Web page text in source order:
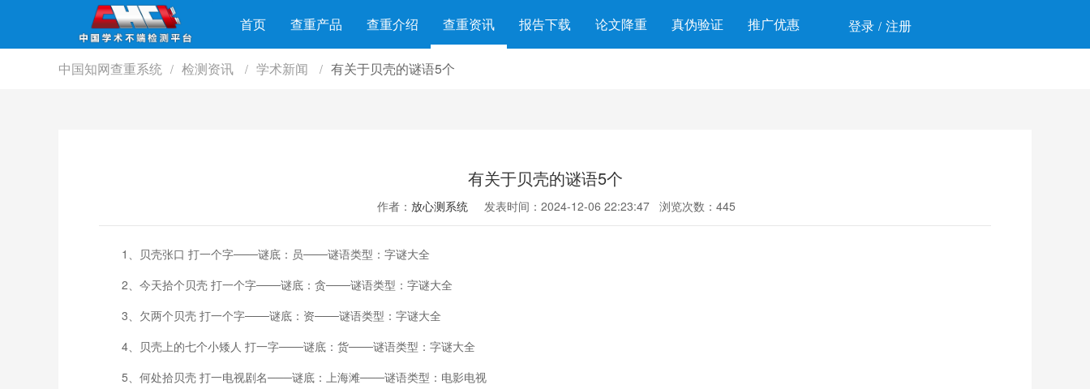
首页 查重产品 查重介绍 查重资讯 报告下载 论文降重 真伪验证 推广优惠 登录 / 注册
中国知网查重系统 / 检测资讯 / 学术新闻 / 有关于贝壳的谜语5个
有关于贝壳的谜语5个
作者： 放心测系统 发表时间：2024-12-06 22:23:47 浏览次数：445
1、贝壳张口 打一个字───谜底：员───谜语类型：字谜大全
2、今天拾个贝壳 打一个字───谜底：贪───谜语类型：字谜大全
3、欠两个贝壳 打一个字───谜底：资───谜语类型：字谜大全
4、贝壳上的七个小矮人 打一字───谜底：货───谜语类型：字谜大全
5、何处拾贝壳 打一电视剧名───谜底：上海滩───谜语类型：电影电视